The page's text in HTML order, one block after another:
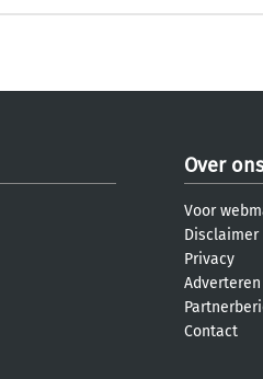
Over ons
Voor
Disclaimer
Privacy
Adverteren
Contact